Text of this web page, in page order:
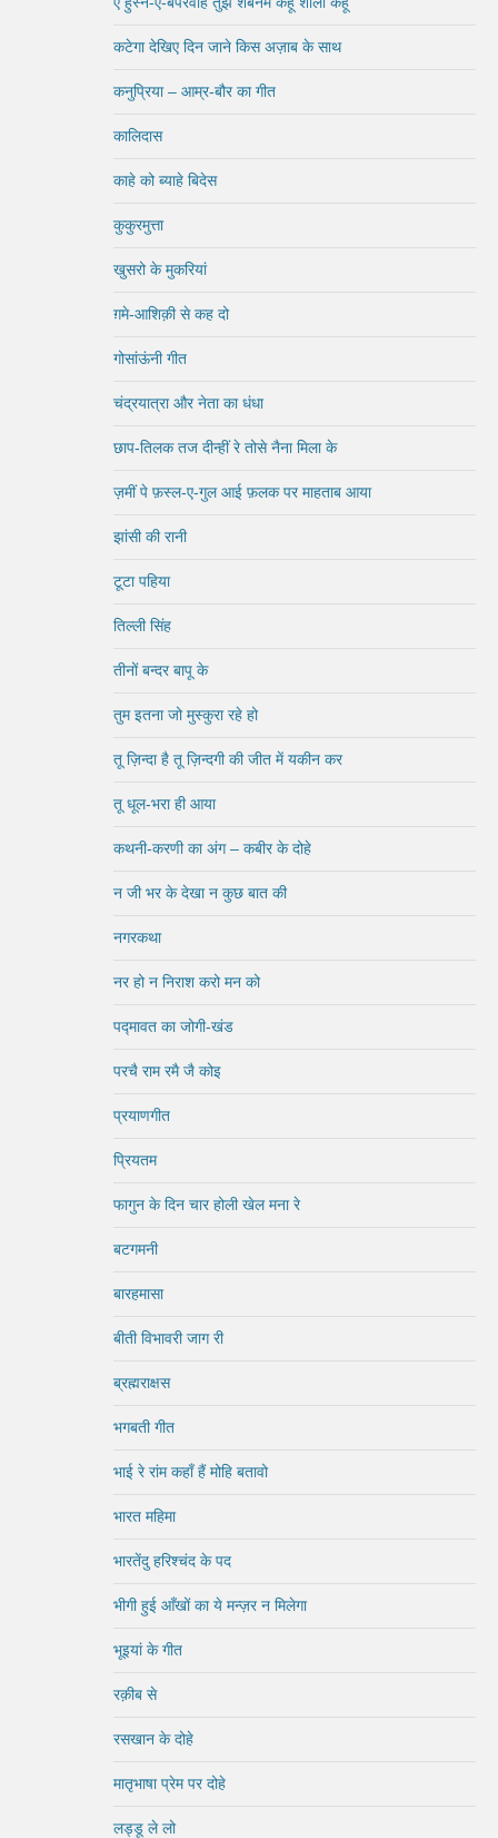
कटेगा देखिए दिन जाने किस अज़ाब के साथ
कनुप्रिया – आम्र-बौर का गीत
कालिदास
काहे को ब्याहे बिदेस
कुकुरमुत्ता
खुसरो के मुकरियां
ग़मे-आशिक़ी से कह दो
गोसांऊंनी गीत
चंद्रयात्रा और नेता का धंधा
छाप-तिलक तज दीन्हीं रे तोसे नैना मिला के
ज़मीं पे फ़स्ल-ए-गुल आई फ़लक पर माहताब आया
झांसी की रानी
टूटा पहिया
तिल्ली सिंह
तीनों बन्दर बापू के
तुम इतना जो मुस्कुरा रहे हो
तू ज़िन्दा है तू ज़िन्दगी की जीत में यकीन कर
तू धूल-भरा ही आया
कथनी-करणी का अंग – कबीर के दोहे
न जी भर के देखा न कुछ बात की
नगरकथा
नर हो न निराश करो मन को
पद्मावत का जोगी-खंड
परचै राम रमै जै कोइ
प्रयाणगीत
प्रियतम
फागुन के दिन चार होली खेल मना रे
बटगमनी
बारहमासा
बीती विभावरी जाग री
ब्रह्मराक्षस
भगबती गीत
भाई रे रांम कहाँ हैं मोहि बतावो
भारत महिमा
भारतेंदु हरिश्चंद के पद
भीगी हुई आँखों का ये मन्ज़र न मिलेगा
भूइयां के गीत
रक़ीब से
रसखान के दोहे
मातृभाषा प्रेम पर दोहे
लड्डू ले लो